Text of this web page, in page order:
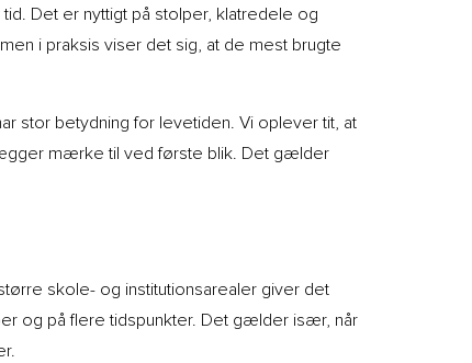
Det er nyttigt på stolper, klatredele og
i praksis viser det sig, at de mest brugte
stor betydning for levetiden. Vi oplever tit, at
mærke til ved første blik. Det gælder
skole- og institutionsarealer giver det
og på flere tidspunkter. Det gælder især, når